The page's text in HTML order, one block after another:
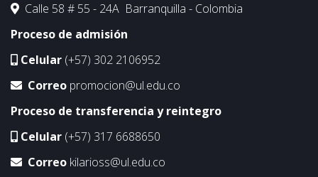
Calle 58 # 55 - 24A Barranquilla - Colombia
Proceso de admisión
Celular (+57) 302 2106952
Correo promocion@ul.edu.co
Proceso de transferencia y reintegro
Celular (+57) 317 6688650
Correo kilarioss@ul.edu.co